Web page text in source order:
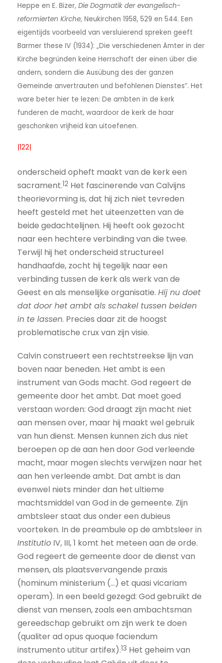
Heppe en E. Bizer, Die Dogmatik der evangelisch-
reformierten Kirche, Neukirchen 1958, 529 en 544. Een
eigentijds voorbeeld van versluierend spreken geeft
Barmer these IV (1934): „Die verschiedenen Ämter in der
Kirche begründen keine Herrschaft der einen über die
andern, sondern die Ausübung des der ganzen
Gemeinde anvertrauten und befohlenen Dienstes”. Het
ware beter hier te lezen: De ambten in de kerk
funderen de macht, waardoor de kerk de haar
geschonken vrijheid kan uitoefenen.
|122|
onderscheid opheft maakt van de kerk een
sacrament.12 Het fascinerende van Calvijns
theorievorming is, dat hij zich niet tevreden
heeft gesteld met het uiteenzetten van de
beide gedachtelijnen. Hij heeft ook gezocht
naar een hechtere verbinding van die twee.
Terwijl hij het onderscheid structureel
handhaafde, zocht hij tegelijk naar een
verbinding tussen de kerk als werk van de
Geest en als menselijke organisatie. Hij nu doet
dat door het ambt als schakel tussen beiden
in te lassen. Precies daar zit de hoogst
problematische crux van zijn visie.
Calvin construeert een rechtstreekse lijn van
boven naar beneden. Het ambt is een
instrument van Gods macht. God regeert de
gemeente door het ambt. Dat moet goed
verstaan worden: God draagt zijn macht niet
aan mensen over, maar hij maakt wel gebruik
van hun dienst. Mensen kunnen zich dus niet
beroepen op de aan hen door God verleende
macht, maar mogen slechts verwijzen naar het
aan hen verleende ambt. Dat ambt is dan
evenwel niets minder dan het ultieme
machtsmiddel van God in de gemeente. Zijn
ambtsleer staat dus onder een dubieus
voorteken. In de preambule op de ambtsleer in
Institutio IV, III, 1 komt het meteen aan de orde.
God regeert de gemeente door de dienst van
mensen, als plaatsvervangende praxis
(hominum ministerium (…) et quasi vicariam
operam). In een beeld gezegd: God gebruikt de
dienst van mensen, zoals een ambachtsman
gereedschap gebruikt om zijn werk te doen
(qualiter ad opus quoque faciendum
instrumento utitur artifex).13 Het geheim van